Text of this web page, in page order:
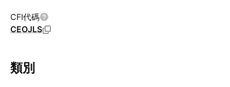
CFI代碼
CEOJLS
類別